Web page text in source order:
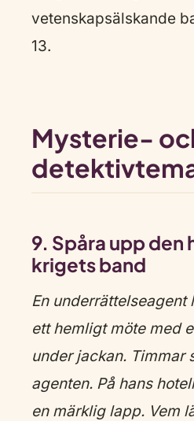
vetenskapsälskande
13.
Mysterie-
9. Spåra upp den
krigets band
En
ett hemligt möte med
under jackan. Timmar
agenten. På hans
en märklig lapp. Vem